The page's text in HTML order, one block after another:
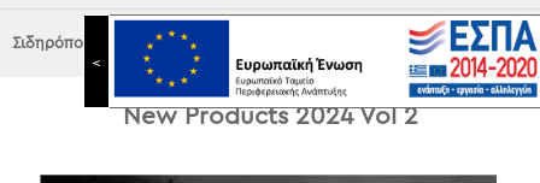
<
Σιδηρόπουλος Α.Ε.| ΦΩΤΙΣΜΟΣ KT Lighting
New Products 2024 Vol 2